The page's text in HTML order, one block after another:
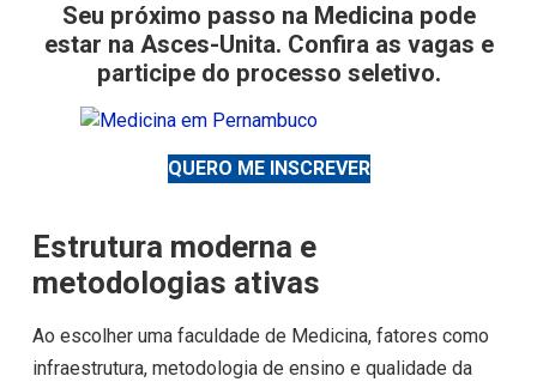
Seu próximo passo na Medicina pode
estar na Asces-Unita. Confira as vagas e
participe do processo seletivo.
QUERO ME INSCREVER
Estrutura moderna e
metodologias ativas
Ao escolher uma faculdade de Medicina, fatores como
infraestrutura, metodologia de ensino e qualidade da